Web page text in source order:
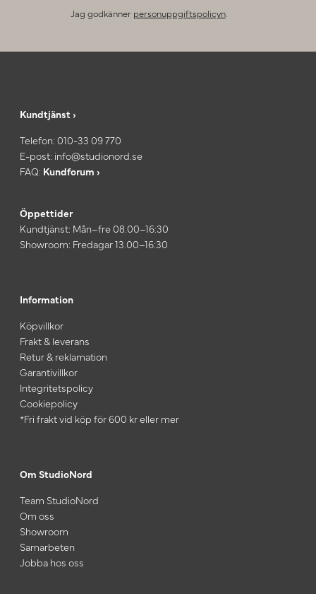
Jag godkänner personuppgiftspolicyn.
Kundtjänst ›
Telefon: 010-33 09 770
E-post: info@studionord.se
FAQ: Kundforum ›
Öppettider
Kundtjänst: Mån–fre 08.00–16:30
Showroom: Fredagar 13.00–16:30
Information
Köpvillkor
Frakt & leverans
Retur & reklamation
Garantivillkor
Integritetspolicy
Cookiepolicy
*Fri frakt vid köp för 600 kr eller mer
Om StudioNord
Team StudioNord
Om oss
Showroom
Samarbeten
Jobba hos oss